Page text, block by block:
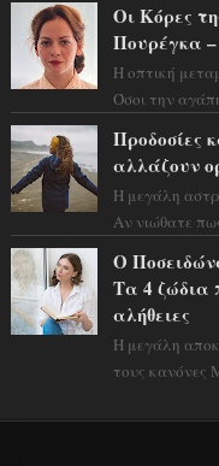
Οι Κόρες
Πουρέγκα
Η οπτική
Όσοι την
Προδοσίες
αλλάζουν
Η μεγάλη
Αν νιώθατε
Ο
Τα 4 ζώδια
αλήθειες
Η μεγάλη
τους κανόνες